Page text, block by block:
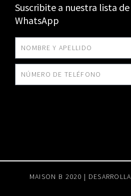
Suscribite a nuestra lista
WhatsApp
MAISON B 2020 |